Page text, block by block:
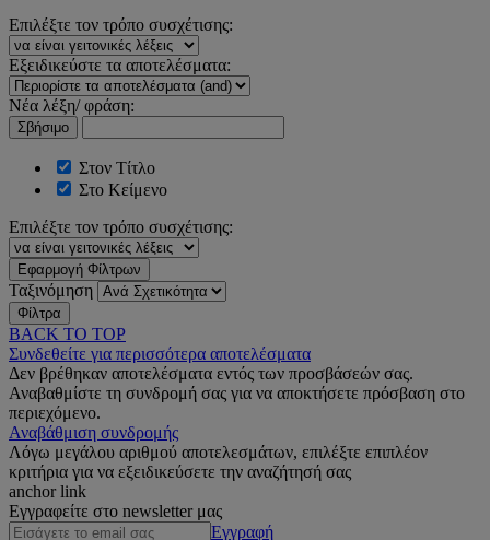
Επιλέξτε τον τρόπο συσχέτισης:
Εξειδικεύστε τα αποτελέσματα:
Νέα λέξη/ φράση:
Σβήσιμο
Στον Τίτλο
Στο Κείμενο
Επιλέξτε τον τρόπο συσχέτισης:
Εφαρμογή Φίλτρων
Ταξινόμηση
Φίλτρα
BACK TO TOP
Συνδεθείτε για περισσότερα αποτελέσματα
Δεν βρέθηκαν αποτελέσματα εντός των προσβάσεών σας.
Αναβαθμίστε τη συνδρομή σας για να αποκτήσετε πρόσβαση στο
περιεχόμενο.
Αναβάθμιση συνδρομής
Λόγω μεγάλου αριθμού αποτελεσμάτων, επιλέξτε επιπλέον
κριτήρια για να εξειδικεύσετε την αναζήτησή σας
anchor link
Εγγραφείτε στο newsletter μας
Εγγραφή